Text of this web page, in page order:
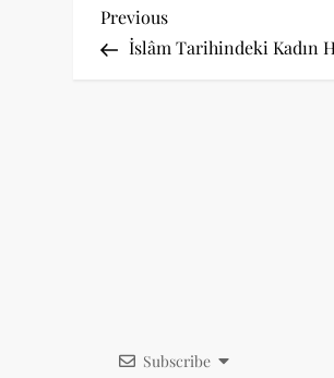
Y
Previous
Post
Previous
İslâm Tarihindeki Kadın
Subscribe